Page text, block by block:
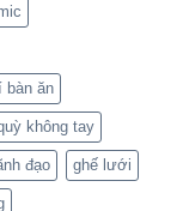
bàn ăn
không tay
đạo ghế lưới